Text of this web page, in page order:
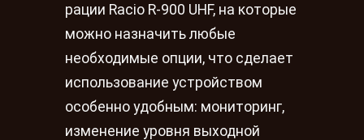
рации Racio R-900 UHF, на которые
можно назначить любые
необходимые опции, что сделает
использование устройством
особенно удобным: мониторинг,
изменение уровня выходной